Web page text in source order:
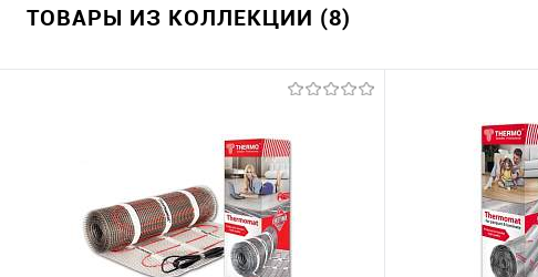
ТОВАРЫ ИЗ КОЛЛЕКЦИИ (8)